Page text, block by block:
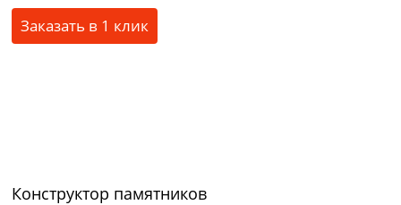
Заказать в 1 клик
Конструктор памятников